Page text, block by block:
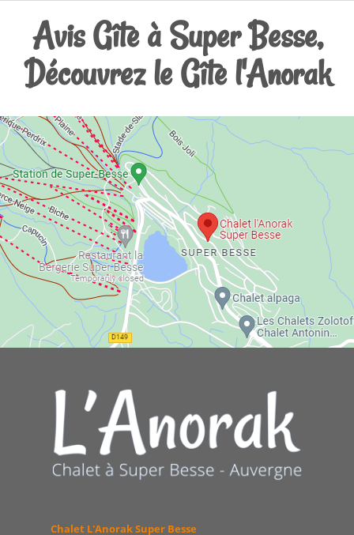
Avis Gîte à Super Besse,
Découvrez le Gîte l'Anorak
Chalet L'Anorak Super Besse